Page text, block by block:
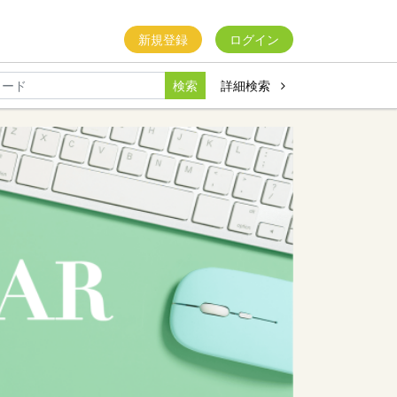
新規登録 ログイン
検索 詳細検索